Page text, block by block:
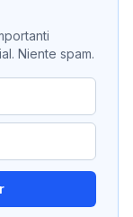
Niente spam.